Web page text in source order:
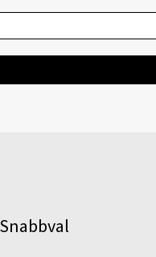
Snabbval